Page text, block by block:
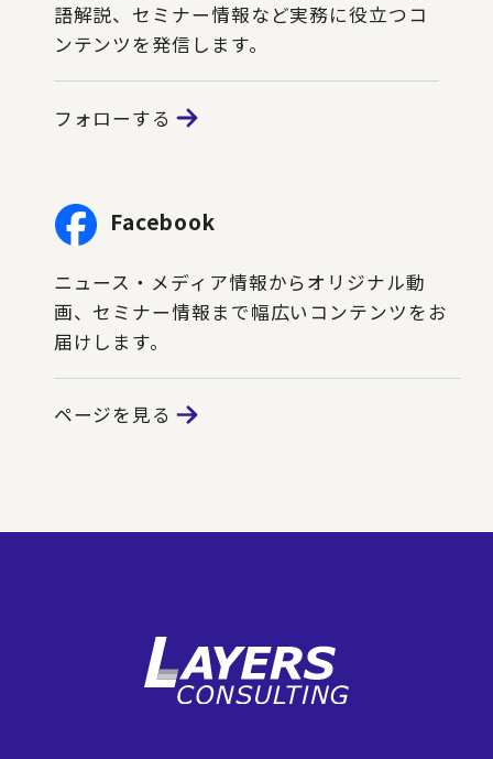
語解説、セミナー情報など実務に役立つコ
ンテンツを発信します。
フォローする
Facebook
ニュース・メディア情報からオリジナル動
画、セミナー情報まで幅広いコンテンツをお
届けします。
ページを見る